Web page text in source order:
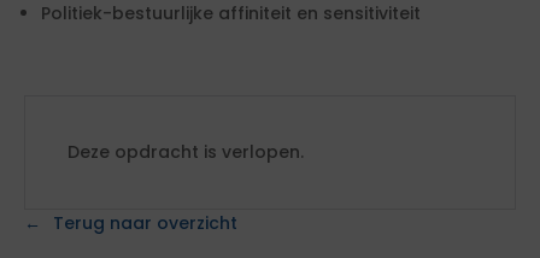
Politiek-bestuurlijke affiniteit en sensitiviteit
Deze opdracht is verlopen.
Terug naar overzicht